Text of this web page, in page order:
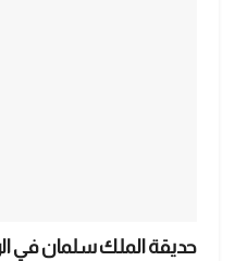
حديقة الملك سلمان في